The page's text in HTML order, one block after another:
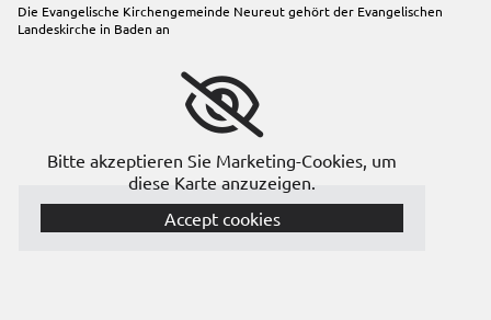
Die Evangelische Kirchengemeinde Neureut gehört der Evangelischen
Landeskirche in Baden an
Bitte akzeptieren Sie Marketing-Cookies, um
diese Karte anzuzeigen.
Accept cookies